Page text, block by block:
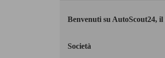
Benvenuti su AutoScout24,
Società